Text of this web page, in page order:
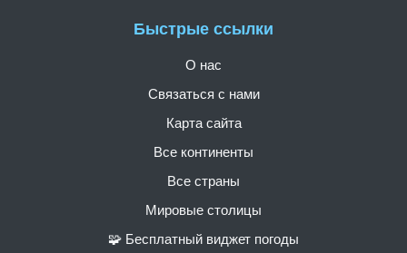
Быстрые ссылки
О нас
Связаться с нами
Карта сайта
Все континенты
Все страны
Мировые столицы
🧩 Бесплатный виджет погоды